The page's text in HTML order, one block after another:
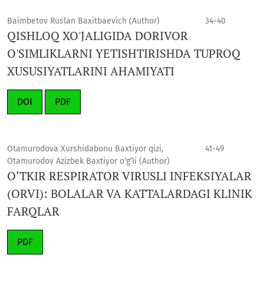
Baimbetov Ruslan Baxitbaevich (Author) 34-40
QISHLOQ XO'JALIGIDA DORIVOR
O'SIMLIKLARNI YETISHTIRISHDA TUPROQ
XUSUSIYATLARINI AHAMIYATI
DOI PDF
Otamurodova Xurshidabonu Baxtiyor qizi,
Otamurodov Azizbek Baxtiyor o‘g‘li (Author)
41-49
O‘TKIR RESPIRATOR VIRUSLI INFEKSIYALAR
(ORVI): BOLALAR VA KATTALARDAGI KLINIK
FARQLAR
PDF